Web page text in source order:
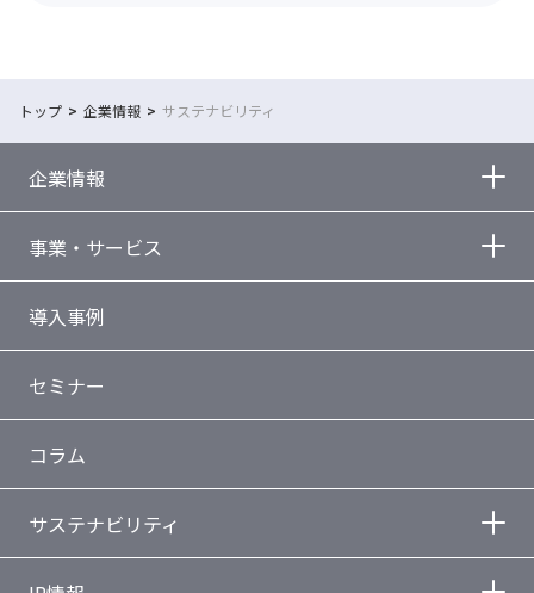
トップ 企業情報 サステナビリティ
企業情報
事業・サービス
導入事例
セミナー
コラム
サステナビリティ